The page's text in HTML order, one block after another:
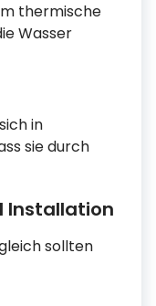
thermische
Wasser
in
sie durch
Installation
sollten